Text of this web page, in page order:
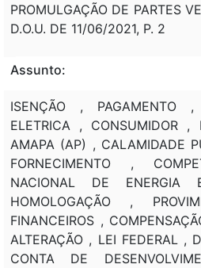
PROMULGAÇÃO DE PARTES
D.O.U. DE 11/06/2021, P. 2
Assunto:
ISENÇÃO , PAGAMENTO
ELETRICA , CONSUMIDOR ,
AMAPA (AP) , CALAMIDADE
FORNECIMENTO ,
NACIONAL DE ENERGIA
HOMOLOGAÇÃO ,
FINANCEIROS ,
ALTERAÇÃO , LEI FEDERAL ,
CONTA DE